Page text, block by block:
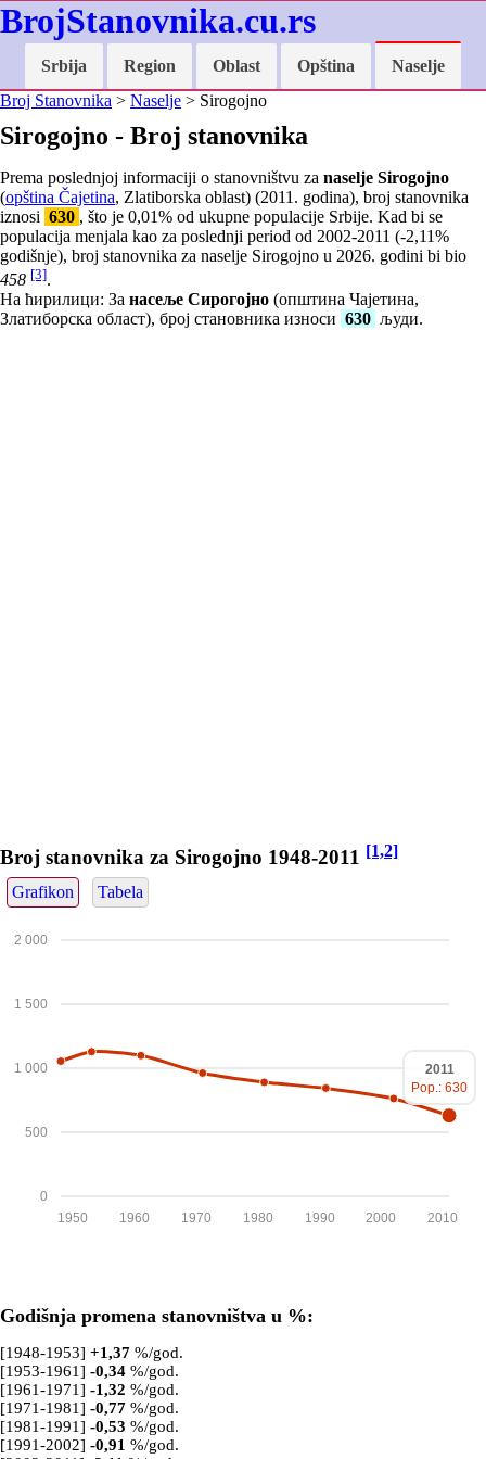
BrojStanovnika.cu.rs
Srbija Region Oblast Opština
Naselje
Broj Stanovnika > Naselje > Sirogojno
Sirogojno - Broj stanovnika
Prema poslednjoj informaciji o stanovništvu za naselje Sirogojno
(opština Čajetina, Zlatiborska oblast) (2011. godina), broj stanovnika
iznosi 630 , što je 0,01% od ukupne populacije Srbije. Kad bi se
populacija menjala kao za poslednji period od 2002-2011 (-2,11%
godišnje), broj stanovnika za naselje Sirogojno u 2026. godini bi bio
458 [3].
На ћирилици: За насеље Сирогојно (општина Чајетина,
Златиборска област), број становника износи 630 људи.
Broj stanovnika za Sirogojno 1948-2011 [1,2]
Grafikon Tabela
0
500
1 000
1 500
2 000
2010
2000
1990
1980
1970
1960
1950
2011
Pop.: 630
Godišnja promena stanovništva u %:
[1948-1953] +1,37 %/god.
[1953-1961] -0,34 %/god.
[1961-1971] -1,32 %/god.
[1971-1981] -0,77 %/god.
[1981-1991] -0,53 %/god.
[1991-2002] -0,91 %/god.